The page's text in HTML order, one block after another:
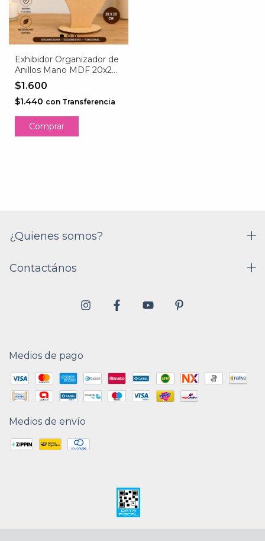
Exhibidor Organizador de
Anillos Mano MDF 20x20
cm Corte Láser
$1.600
$1.440 con Transferencia
¿Quienes somos?
Contactános
Medios de pago
Medios de envío